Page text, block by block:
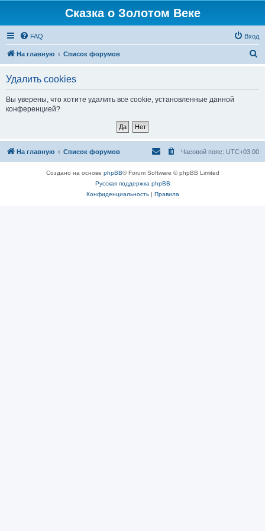
Сказка о Золотом Веке
FAQ Вход
На главную Список форумов
Удалить cookies
Вы уверены, что хотите удалить все cookie, установленные данной
конференцией?
На главную Список форумов Часовой пояс: UTC+03:00
Создано на основе phpBB® Forum Software © phpBB Limited
Русская поддержка phpBB
Конфиденциальность| Правила